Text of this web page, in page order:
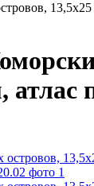
атлас